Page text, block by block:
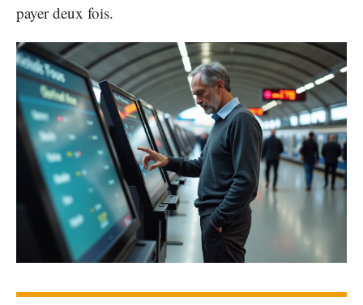
payer deux fois.